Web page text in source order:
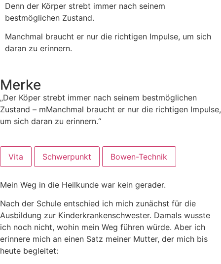
Denn der Körper strebt immer nach seinem
bestmöglichen Zustand.
Manchmal braucht er nur die richtigen Impulse, um sich
daran zu erinnern.
Merke
„Der Köper strebt immer nach seinem bestmöglichen
Zustand – mManchmal braucht er nur die richtigen Impulse,
um sich daran zu erinnern.“
Vita Schwerpunkt Bowen-Technik
Mein Weg in die Heilkunde war kein gerader.
Nach der Schule entschied ich mich zunächst für die
Ausbildung zur Kinderkrankenschwester. Damals wusste
ich noch nicht, wohin mein Weg führen würde. Aber ich
erinnere mich an einen Satz meiner Mutter, der mich bis
heute begleitet: